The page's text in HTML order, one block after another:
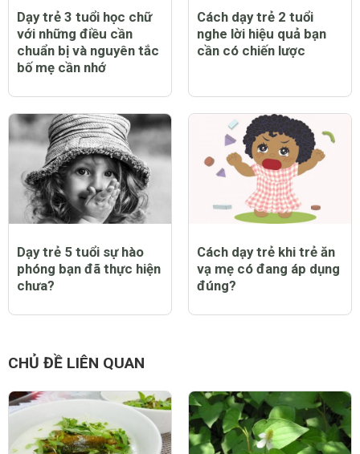
Dạy trẻ 3 tuổi học chữ
với những điều cần
chuẩn bị và nguyên tắc
bố mẹ cần nhớ
Cách dạy trẻ 2 tuổi
nghe lời hiệu quả bạn
cần có chiến lược
Dạy trẻ 5 tuổi sự hào
phóng bạn đã thực hiện
chưa?
Cách dạy trẻ khi trẻ ăn
vạ mẹ có đang áp dụng
đúng?
CHỦ ĐỀ LIÊN QUAN